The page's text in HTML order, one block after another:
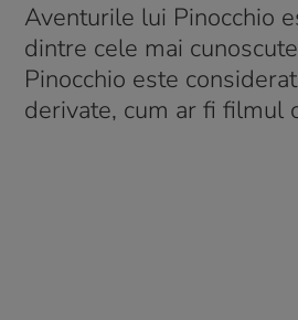
Aventurile lui Pinocchio
dintre cele mai
Pinocchio este
derivate, cum ar fi filmul